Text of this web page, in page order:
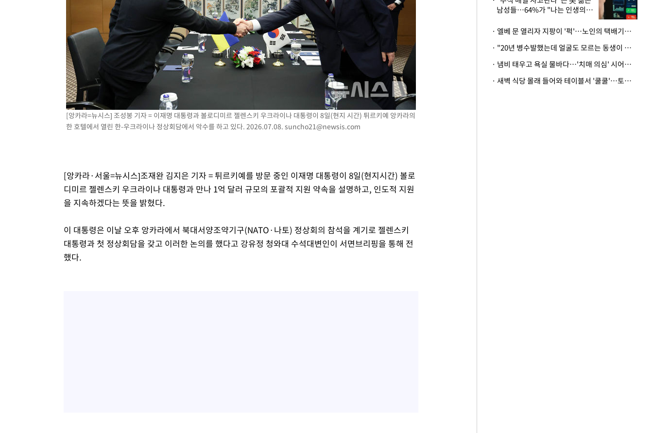
[단독]중수청 지원 검사들, 정원 초과 시 낮은 계급 임용…희망지 못 갈
낮 최고 37도 찜통더위…곳곳 소나기·강원 많은 비[내일날씨]
SK하이닉스, 용인·청주 팹에 54조 투자…"AI 메모리 수요 선제 대응"
여자배구 이재영·이다영 자매, 아제르바이잔 투란VC 입단
외국인 심판 성 접대 7경기 들여다보니…한국 축구 '5승 2무'
[속보]코스닥, 2.86포인트(0.36%) 내린 798.81마감
[속보]코스피, 6200선 약보합…0.60% 내린 6258.77에 마쳐
[속보]원·달러 환율, 7.7원 내린 1416.1원 마감
[속보] 노원서 40.1도 관측…서울, 2018년 이후 첫 40도
[속보]규제합리화위원회 부위원장에 김태유 서울대 공대 교수…이병태
[앙카라=뉴시스] 조성봉 기자 = 이재명 대통령과 볼로디미르 젤렌스키 우크라이나 대통령이 8일(현지 시간) 튀르키예 앙카라의
한 호텔에서 열린 한-우크라이나 정상회담에서 악수를 하고 있다. 2026.07.08. suncho21@newsis.com
[앙카라·서울=뉴시스]조재완 김지은 기자 = 튀르키예를 방문 중인 이재명 대통령이 8일(현지시간) 볼로
디미르 젤렌스키 우크라이나 대통령과 만나 1억 달러 규모의 포괄적 지원 약속을 설명하고, 인도적 지원
을 지속하겠다는 뜻을 밝혔다.
이 대통령은 이날 오후 앙카라에서 북대서양조약기구(NATO·나토) 정상회의 참석을 계기로 젤렌스키
대통령과 첫 정상회담을 갖고 이러한 논의를 했다고 강유정 청와대 수석대변인이 서면브리핑을 통해 전
했다.
남성들…64%가 "나는 인생의
· 엘베 문 열리자 지팡이 '퍽'…노인의 택배기사 폭행 이유
· "20년 병수발했는데 얼굴도 모르는 동생이 유산 절반을"…배다른 형제 상속권 있을까
· 냄비 태우고 욕실 물바다…'치매 의심' 시어머니 검사 권유했다가 '날벼락'
· 새벽 식당 몰래 들어와 테이블서 '쿨쿨'…토사물 남기고 사라진 남성